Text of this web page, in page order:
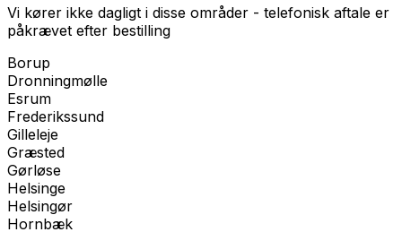
Vi kører ikke dagligt i disse områder - telefonisk aftale er
påkrævet efter bestilling
Borup
Dronningmølle
Esrum
Frederikssund
Gilleleje
Græsted
Gørløse
Helsinge
Helsingør
Hornbæk